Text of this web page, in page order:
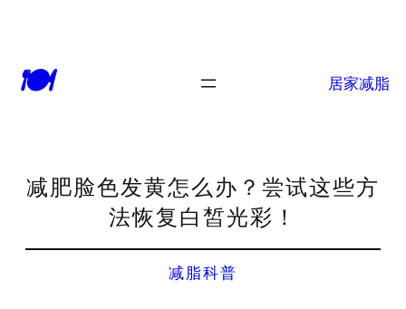
🍽 居家减脂
减肥脸色发黄怎么办？尝试这些方
法恢复白皙光彩！
减脂科普